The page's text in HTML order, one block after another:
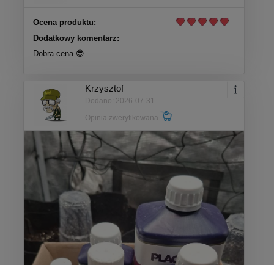
Ocena produktu:
Dodatkowy komentarz:
Dobra cena 😎
Krzysztof
Dodano: 2026-07-31
Opinia zweryfikowana